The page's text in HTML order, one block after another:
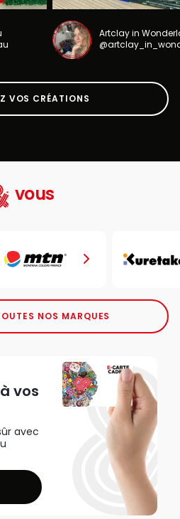
Artclay in
VOS CRÉATIONS
vous
NOS MARQUES
à vos
avec